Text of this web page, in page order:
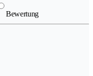
Bewertung